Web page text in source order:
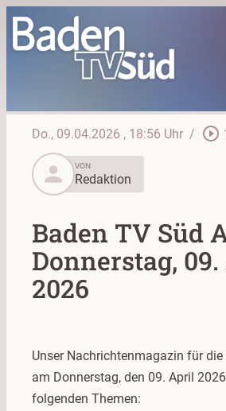
Do., 09.04.2026 , 18:56 Uhr / play_circle_outline
person
VON
Redaktion
Baden TV Süd
Donnerstag,
2026
Unser Nachrichtenmagazin für
am Donnerstag, den 09. April
folgenden Themen: